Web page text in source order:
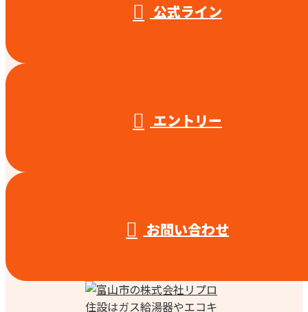
公式ライン
エントリー
お問い合わせ